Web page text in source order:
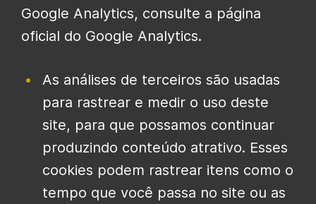
Google Analytics, consulte a página
oficial do Google Analytics.
As análises de terceiros são usadas
para rastrear e medir o uso deste
site, para que possamos continuar
produzindo conteúdo atrativo. Esses
cookies podem rastrear itens como o
tempo que você passa no site ou as